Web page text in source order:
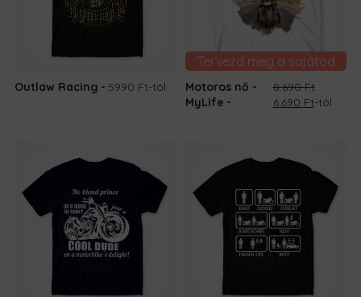
Outlaw Racing 5990 Ft-tól
Tervezd meg a sajátod
Motoros nő -
MyLife
8.690Ft
Original
6.690 FtCurrent
-tól